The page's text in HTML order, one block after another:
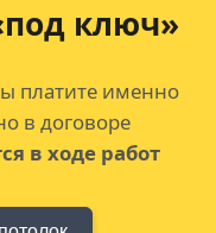
ключ»
платите именно
в договоре
в ходе работ